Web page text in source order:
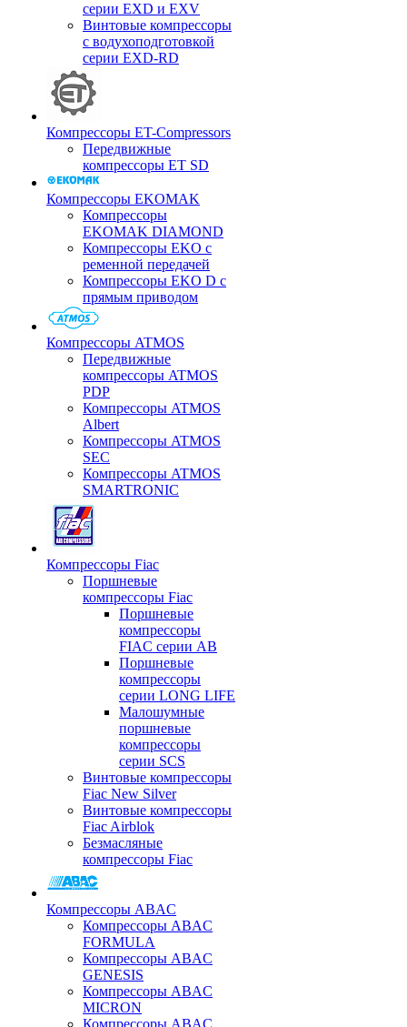
серии EXD и EXV
Винтовые компрессоры
с водухоподготовкой
серии EXD-RD
Компрессоры ET-Compressors
Передвижные
компрессоры ET SD
Компрессоры EKOMAK
Компрессоры
EKOMAK DIAMOND
Компрессоры EKO c
ременной передачей
Компрессоры EKO D с
прямым приводом
Компрессоры ATMOS
Передвижные
компрессоры ATMOS
PDP
Компрессоры ATMOS
Albert
Компрессоры ATMOS
SEC
Компрессоры ATMOS
SMARTRONIC
Компрессоры Fiac
Поршневые
компрессоры Fiac
Поршневые
компрессоры
FIAC серии AB
Поршневые
компрессоры
серии LONG LIFE
Малошумные
поршневые
компрессоры
серии SCS
Винтовые компрессоры
Fiac New Silver
Винтовые компрессоры
Fiac Airblok
Безмасляные
компрессоры Fiac
Компрессоры ABAC
Компрессоры ABAC
FORMULA
Компрессоры ABAC
GENESIS
Компрессоры ABAC
MICRON
Компрессоры ABAC